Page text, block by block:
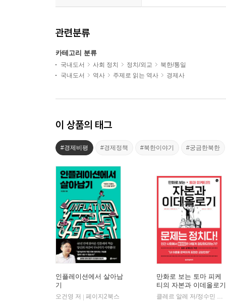
관련분류
카테고리 분류
국내도서 사회 정치 정치/외교
북한/통일
국내도서
역사 주제로 읽는 역사 경제사
이 상품의 태그
#경제비평 #경제정책 #북한이야기 #궁금한북한
인플레이션에서 살아남
기
오건영 저
페이지2북스
만화로 보는 토마 피케
티의 자본과 이데올로기
클레르 알레 저/정수민 역/벤자민 아담 그림/이정우 감수